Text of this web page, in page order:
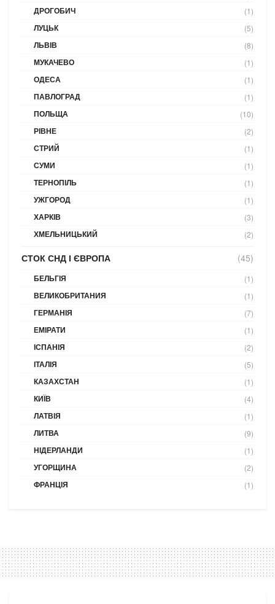
ДРОГОБИЧ (1)
ЛУЦЬК (5)
ЛЬВІВ (8)
МУКАЧЕВО (1)
ОДЕСА (1)
ПАВЛОГРАД (1)
ПОЛЬЩА (10)
РІВНЕ (2)
СТРИЙ (1)
СУМИ (1)
ТЕРНОПІЛЬ (1)
УЖГОРОД (1)
ХАРКІВ (3)
ХМЕЛЬНИЦЬКИЙ (2)
СТОК СНД І ЄВРОПА (45)
БЕЛЬГІЯ (1)
ВЕЛИКОБРИТАНИЯ (1)
ГЕРМАНІЯ (7)
ЕМІРАТИ (1)
ІСПАНІЯ (2)
ІТАЛІЯ (5)
КАЗАХСТАН (1)
КИЇВ (4)
ЛАТВІЯ (1)
ЛИТВА (9)
НІДЕРЛАНДИ (1)
УГОРЩИНА (2)
ФРАНЦІЯ (1)